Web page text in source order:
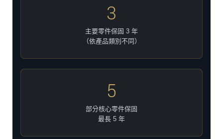
3
主要零件保固 3 年
（依產品類別不同）
5
部分核心零件保固
最長 5 年